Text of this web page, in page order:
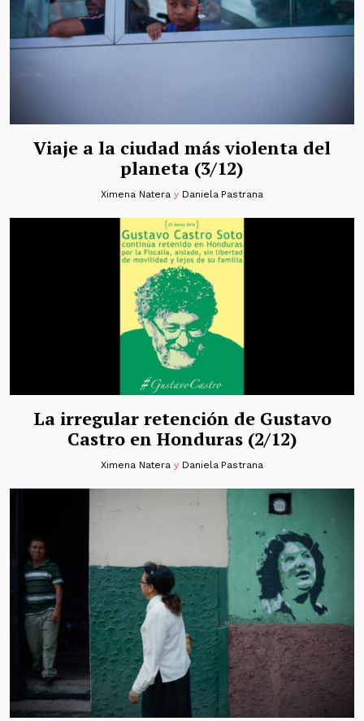
Viaje a la ciudad más violenta del
planeta (3/12)
Ximena Natera y Daniela Pastrana
La irregular retención de Gustavo
Castro en Honduras (2/12)
Ximena Natera y Daniela Pastrana